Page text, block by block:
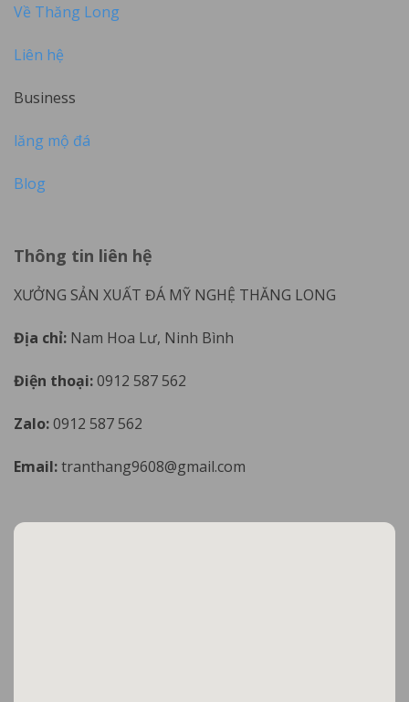
Về Thăng Long
Liên hệ
Business
lăng mộ đá
Blog
Thông tin liên hệ
XƯỞNG SẢN XUẤT ĐÁ MỸ NGHỆ THĂNG LONG
Địa chỉ: Nam Hoa Lư, Ninh Bình
Điện thoại:0912 587 562
Zalo:0912 587 562
Email:tranthang9608@gmail.com